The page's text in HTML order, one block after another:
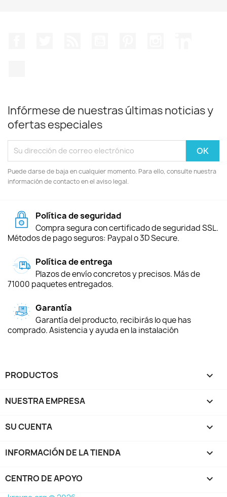
Infórmese de nuestras últimas noticias y
ofertas especiales
Puede darse de baja en cualquier momento. Para ello, consulte nuestra
información de contacto en el aviso legal.
Política de seguridad
Compra segura con certificado de seguridad SSL.
Métodos de pago seguros: Paypal o 3D Secure.
Política de entrega
Plazos de envío concretos y precisos. Más de
71000 paquetes entregados.
Garantía
Garantía del producto, recibirás lo que has
comprado. Asistencia y ayuda en la instalación
PRODUCTOS 
NUESTRA EMPRESA 
SU CUENTA 
INFORMACIÓN DE LA TIENDA keyboard_arrow_down
CENTRO DE APOYO 